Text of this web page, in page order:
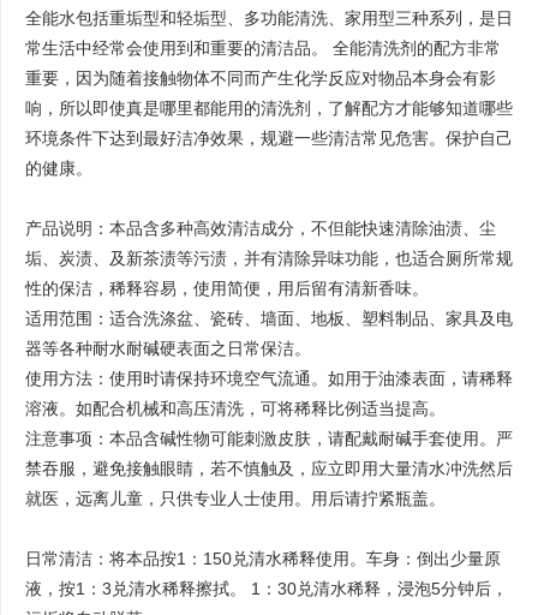
全能水包括重垢型和轻垢型、多功能清洗、家用型三种系列，是日
常生活中经常会使用到和重要的清洁品。 全能清洗剂的配方非常
重要，因为随着接触物体不同而产生化学反应对物品本身会有影
响，所以即使真是哪里都能用的清洗剂，了解配方才能够知道哪些
环境条件下达到最好洁净效果，规避一些清洁常见危害。保护自己
的健康。
产品说明：本品含多种高效清洁成分，不但能快速清除油渍、尘
垢、炭渍、及新茶渍等污渍，并有清除异味功能，也适合厕所常规
性的保洁，稀释容易，使用简便，用后留有清新香味。
适用范围：适合洗涤盆、瓷砖、墙面、地板、塑料制品、家具及电
器等各种耐水耐碱硬表面之日常保洁。
使用方法：使用时请保持环境空气流通。如用于油漆表面，请稀释
溶液。如配合机械和高压清洗，可将稀释比例适当提高。
注意事项：本品含碱性物可能刺激皮肤，请配戴耐碱手套使用。严
禁吞服，避免接触眼睛，若不慎触及，应立即用大量清水冲洗然后
就医，远离儿童，只供专业人士使用。用后请拧紧瓶盖。
日常清洁：将本品按1：150兑清水稀释使用。车身：倒出少量原
液，按1：3兑清水稀释擦拭。 1：30兑清水稀释，浸泡5分钟后，